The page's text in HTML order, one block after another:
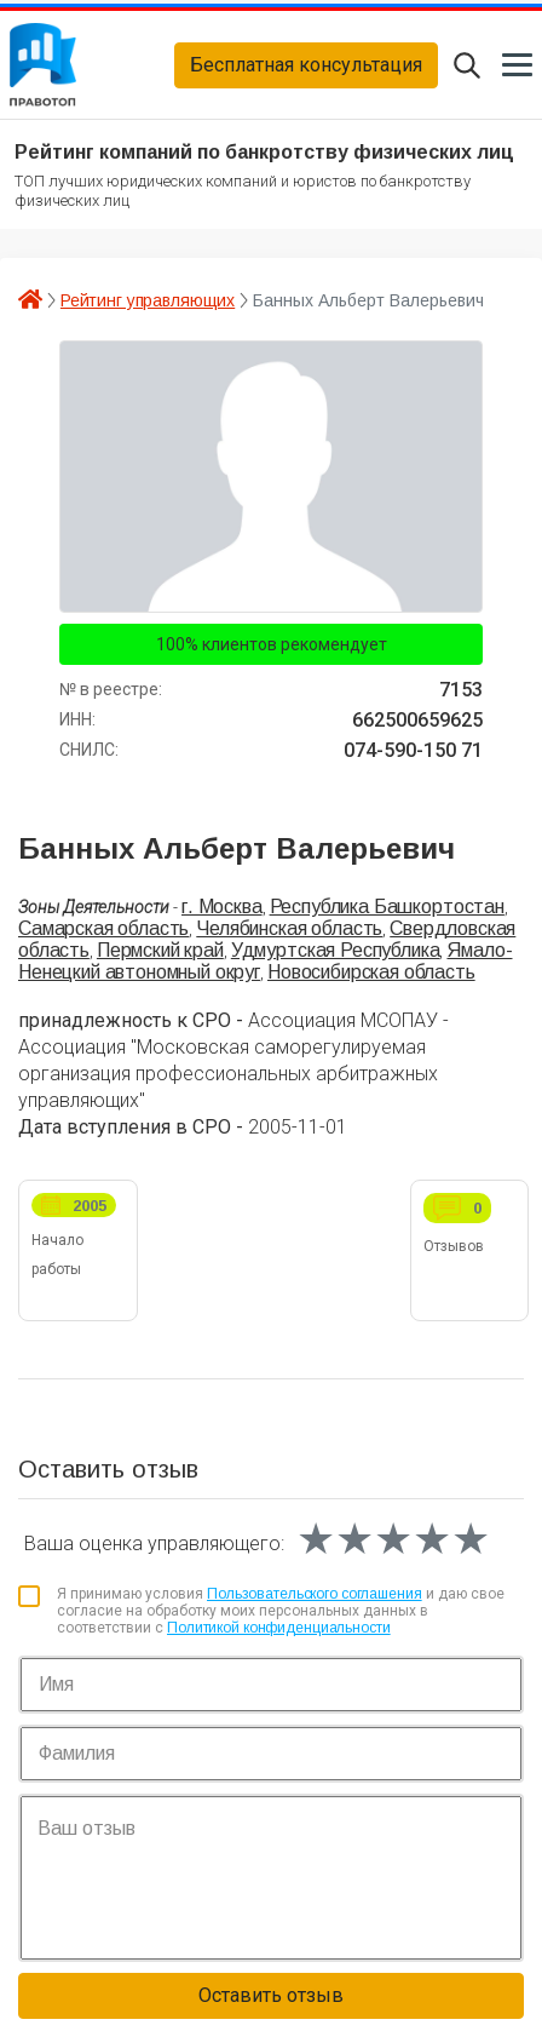
Бесплатная консультация
Рейтинг компаний по банкротству физических лиц
ТОП лучших юридических компаний и юристов по банкротству
физических лиц
Рейтинг управляющих Банных Альберт Валерьевич
100% клиентов рекомендует
№ в реестре: 7153
ИНН: 662500659625
СНИЛС: 074-590-150 71
Банных Альберт Валерьевич
Зоны Деятельности-г. Москва, Республика Башкортостан,
Самарская область, Челябинская область,Свердловская
область, Пермский край, Удмуртская Республика, Ямало-
Ненецкий автономный округ, Новосибирская область
принадлежность к СРО - Ассоциация МСОПАУ -
Ассоциация "Московская саморегулируемая
организация профессиональных арбитражных
управляющих"
Дата вступления в СРО - 2005-11-01
Начало
работы
2005
Отзывов
0
Оставить отзыв
Ваша оценка управляющего: ★★★★★
★★★★★
★★★★★
Я принимаю условия Пользовательского соглашения и даю свое
согласие на обработку моих персональных данных в
соответствии с Политикой конфиденциальности
Оставить отзыв